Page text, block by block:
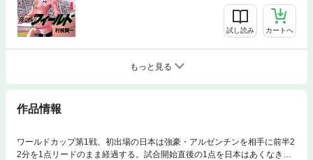
試し読み カートへ
もっと見る
作品情報
ワールドカップ第1戦、初出場の日本は強豪・アルゼンチンを相手に前半2
2分を1点リードのまま経過する。試合開始直後の1点を日本はあくなきま